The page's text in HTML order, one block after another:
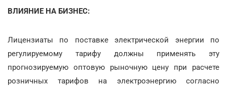
ВЛИЯНИЕ НА БИЗНЕС:
Лицензиаты по поставке электрической энергии по
регулируемому тарифу должны применять эту
прогнозируемую оптовую рыночную цену при расчете
розничных тарифов на электроэнергию согласно